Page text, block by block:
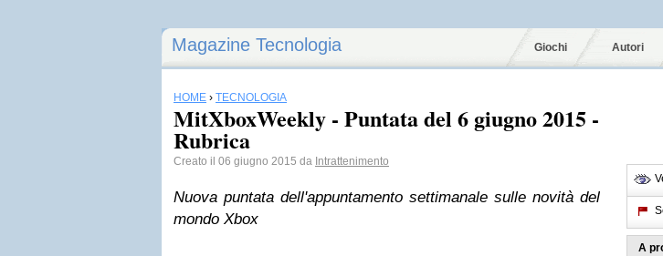
Magazine Tecnologia Giochi Autori
HOME › TECNOLOGIA
MitXboxWeekly - Puntata del 6 giugno 2015 -
Rubrica
Creato il 06 giugno 2015 da Intrattenimento
Nuova puntata dell'appuntamento settimanale sulle novità del
mondo Xbox
A